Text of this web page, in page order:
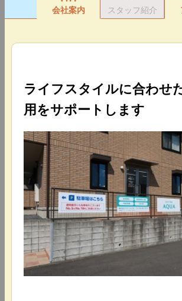
会社案内 スタッフ紹介
ライフスタイルに合わせ
用をサポートします